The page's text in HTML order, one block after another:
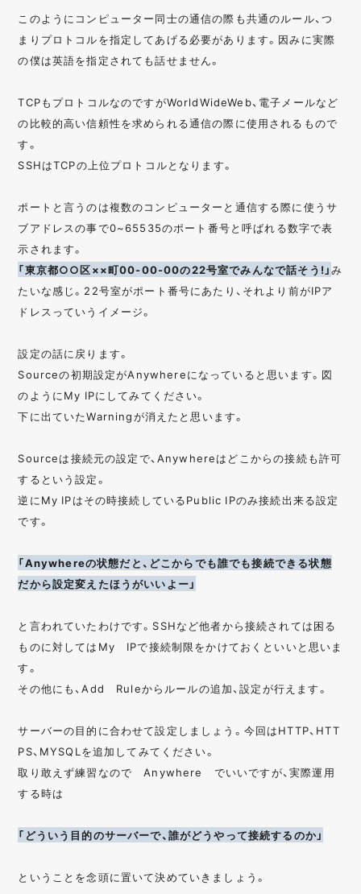
このようにコンピューター同士の通信の際も共通のルール、つ
まりプロトコルを指定してあげる必要があります。因みに実際
の僕は英語を指定されても話せません。
TCPもプロトコルなのですがWorldWideWeb、電子メールなど
の比較的高い信頼性を求められる通信の際に使用されるもので
す。
SSHはTCPの上位プロトコルとなります。
ポートと言うのは複数のコンピューターと通信する際に使うサ
ブアドレスの事で0~65535のポート番号と呼ばれる数字で表
示されます。
「東京都○○区××町00-00-00の22号室でみんなで話そう!」み
たいな感じ。22号室がポート番号にあたり、それより前がIPア
ドレスっていうイメージ。
設定の話に戻ります。
Sourceの初期設定がAnywhereになっていると思います。図
のようにMy IPにしてみてください。
下に出ていたWarningが消えたと思います。
Sourceは接続元の設定で、Anywhereはどこからの接続も許可
するという設定。
逆にMy IPはその時接続しているPublic IPのみ接続出来る設定
です。
「Anywhereの状態だと、どこからでも誰でも接続できる状態
だから設定変えたほうがいいよー」
と言われていたわけです。SSHなど他者から接続されては困る
ものに対してはMy IPで接続制限をかけておくといいと思いま
す。
その他にも、Add Ruleからルールの追加、設定が行えます。
サーバーの目的に合わせて設定しましょう。今回はHTTP、HTT
PS、MYSQLを追加してみてください。
取り敢えず練習なので Anywhere でいいですが、実際運用
する時は
「どういう目的のサーバーで、誰がどうやって接続するのか」
ということを念頭に置いて決めていきましょう。